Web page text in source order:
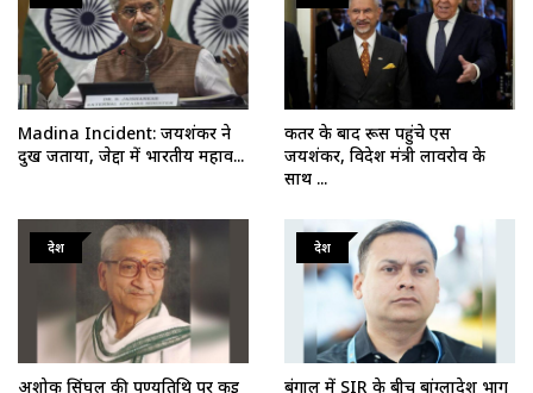
Madina Incident: जयशंकर ने
दुख जताया, जेद्दा में भारतीय महाव...
कतर के बाद रूस पहुंचे एस
जयशंकर, विदेश मंत्री लावरोव के
साथ ...
देश
अशोक सिंघल की पुण्यतिथि पर कई
देश
बंगाल में SIR के बीच बांग्लादेश भाग